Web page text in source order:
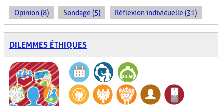
Opinion (8) Sondage (5) Réflexion individuelle (31)
DILEMMES ÉTHIQUES